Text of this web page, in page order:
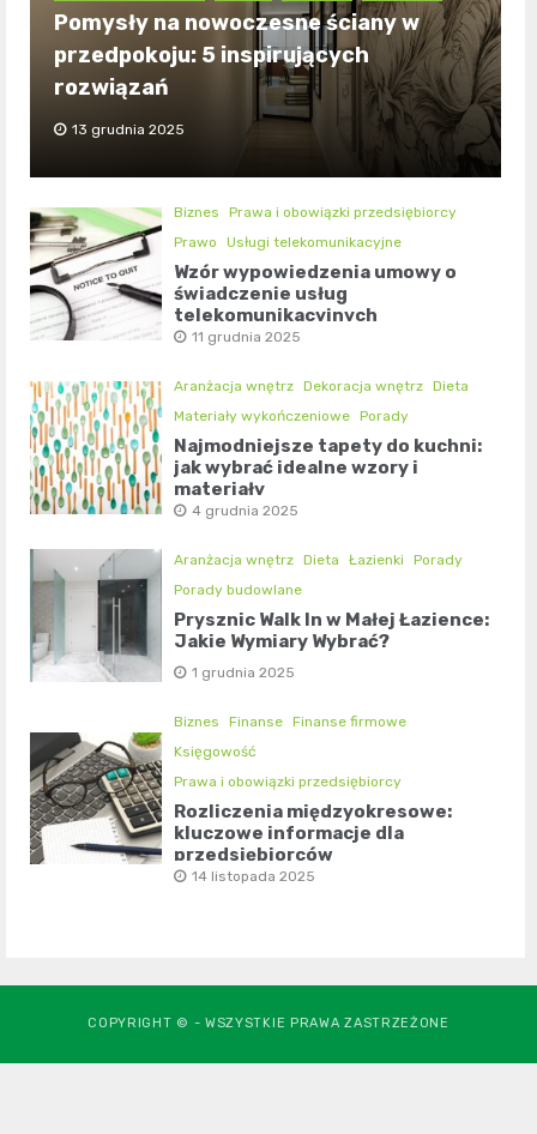
Pomysły na nowoczesne ściany w
przedpokoju: 5 inspirujących
rozwiązań
13 grudnia 2025
Biznes
Prawa i obowiązki przedsiębiorcy
Prawo
Usługi telekomunikacyjne
Wzór wypowiedzenia umowy o
świadczenie usług
telekomunikacyjnych
11 grudnia 2025
Aranżacja wnętrz Dekoracja wnętrz Dieta
Materiały wykończeniowe Porady
Najmodniejsze tapety do kuchni:
jak wybrać idealne wzory i
materiały
4 grudnia 2025
Aranżacja wnętrz Dieta Łazienki
Porady
Porady budowlane
Prysznic Walk In w Małej Łazience:
Jakie Wymiary Wybrać?
1 grudnia 2025
Biznes Finanse Finanse firmowe
Księgowość
Prawa i obowiązki przedsiębiorcy
Rozliczenia międzyokresowe:
kluczowe informacje dla
przedsiębiorców
14 listopada 2025
COPYRIGHT © - WSZYSTKIE PRAWA ZASTRZEŻONE